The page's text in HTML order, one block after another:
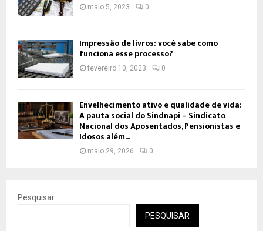
maio 5, 2023 0
Impressão de livros: você sabe como
funciona esse processo?
fevereiro 10, 2023 0
Envelhecimento ativo e qualidade de vida:
A pauta social do Sindnapi – Sindicato
Nacional dos Aposentados, Pensionistas e
Idosos além...
maio 29, 2026 0
Pesquisar
PESQUISAR